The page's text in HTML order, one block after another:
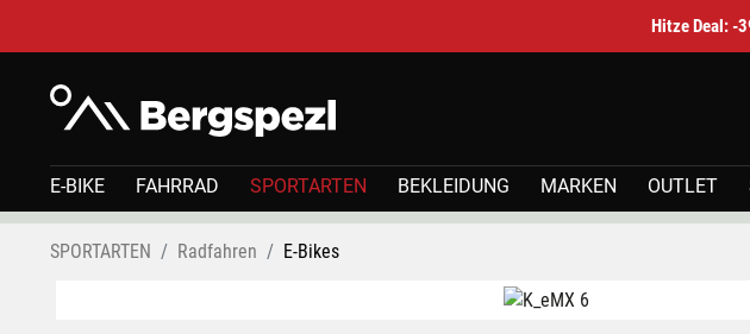
Hitze Deal: -
E-BIKE FAHRRAD SPORTARTEN BEKLEIDUNG MARKEN OUTLET
SPORTARTEN Radfahren E-Bikes